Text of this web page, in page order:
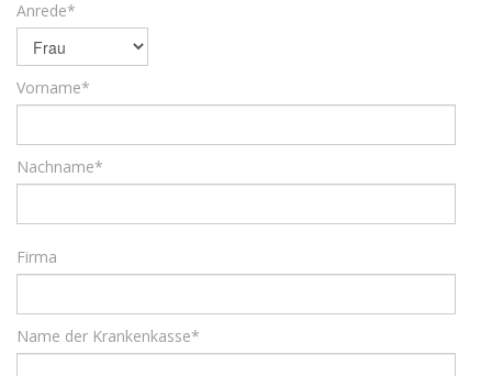
Anrede*
Vorname*
Nachname*
Firma
Name der Krankenkasse*